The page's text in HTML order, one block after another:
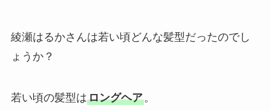
綾瀬はるかさんは若い頃どんな髪型だったのでし
ょうか？
若い頃の髪型はロングヘア。